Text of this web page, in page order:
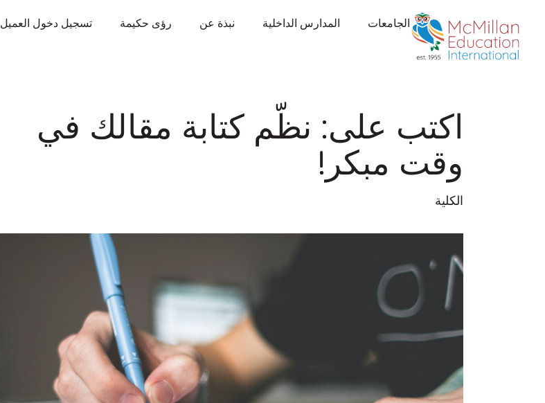
الجامعات المدارس الداخلية نبذة عن رؤى حكيمة تسجيل دخول العميل
اكتب على: نظّم كتابة مقالك في
وقت مبكر!
الكلية